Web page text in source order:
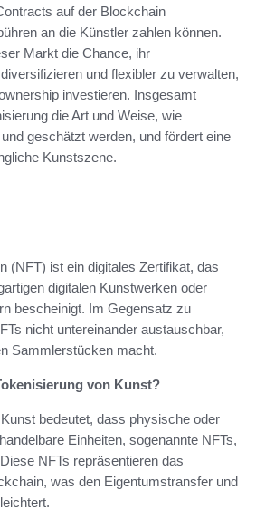
auf der Blockchain
an die Künstler zahlen können.
Markt die Chance, ihr
und flexibler zu verwalten,
investieren. Insgesamt
die Art und Weise, wie
geschätzt werden, und fördert eine
Kunstszene.
(NFT) ist ein digitales Zertifikat, das
digitalen Kunstwerken oder
bescheinigt. Im Gegensatz zu
nicht untereinander austauschbar,
Sammlerstücken macht.
von Kunst?
bedeutet, dass physische oder
Einheiten, sogenannte NFTs,
NFTs repräsentieren das
was den Eigentumstransfer und